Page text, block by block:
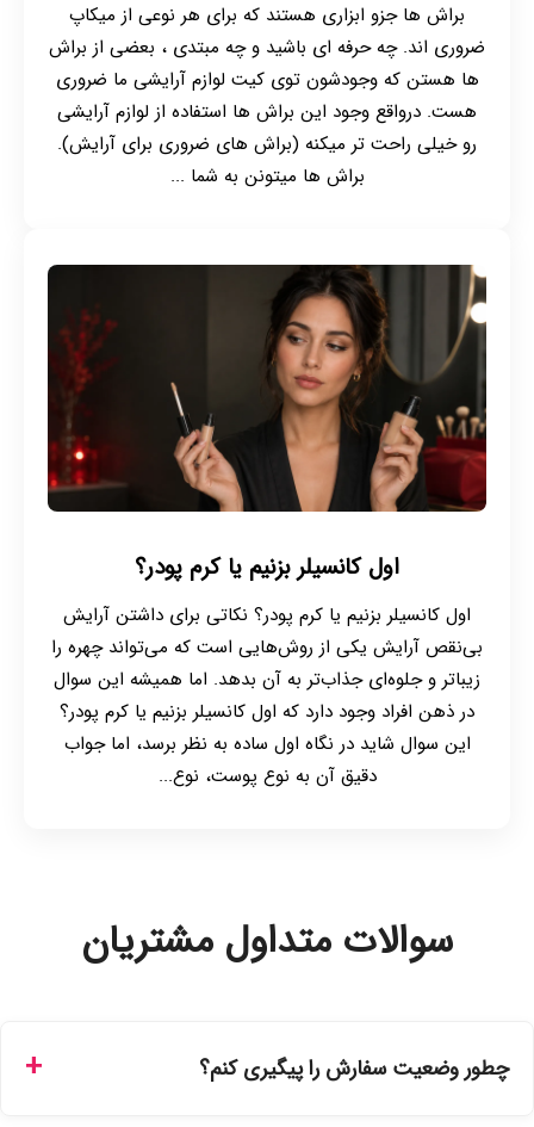
براش ها جزو ابزاری هستند که برای هر نوعی از میکاپ
ضروری اند. چه حرفه ای باشید و چه مبتدی ، بعضی از براش
ها هستن که وجودشون توی کیت لوازم آرایشی ما ضروری
هست. درواقع وجود این براش ها استفاده از لوازم آرایشی
رو خیلی راحت تر میکنه (براش های ضروری برای آرایش).
براش ها میتونن به شما ...
اول کانسیلر بزنیم یا کرم پودر؟
اول کانسیلر بزنیم یا کرم پودر؟ نکاتی برای داشتن آرایش
بی‌نقص آرایش یکی از روش‌هایی است که می‌تواند چهره را
زیباتر و جلوه‌ای جذاب‌تر به آن بدهد. اما همیشه این سوال
در ذهن افراد وجود دارد که اول کانسیلر بزنیم یا کرم پودر؟
این سوال شاید در نگاه اول ساده به نظر برسد، اما جواب
دقیق آن به نوع پوست، نوع...
سوالات متداول مشتریان
چطور وضعیت سفارش را پیگیری کنم؟